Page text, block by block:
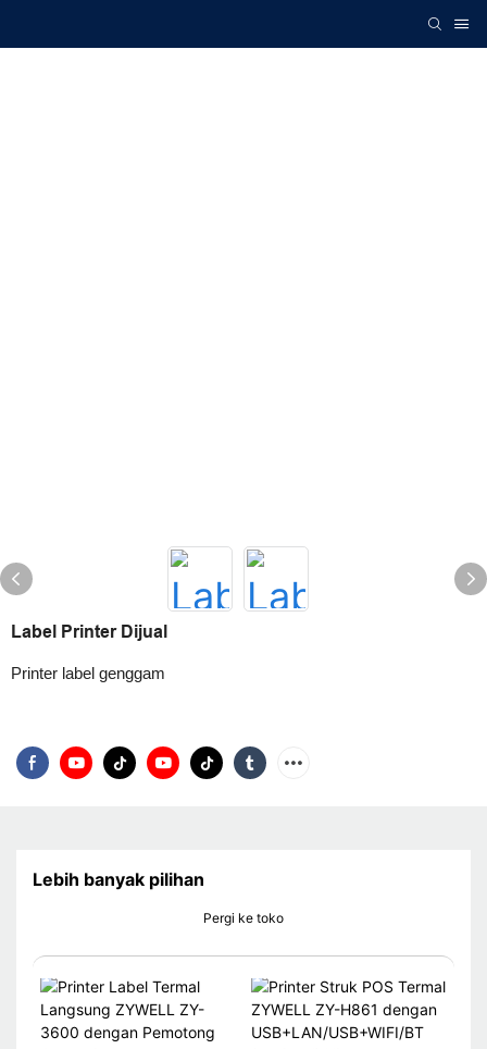
Label Printer Dijual
Printer label genggam
Lebih banyak pilihan
Pergi ke toko